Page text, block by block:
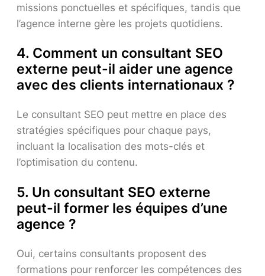
missions ponctuelles et spécifiques, tandis que
l’agence interne gère les projets quotidiens.
4. Comment un consultant SEO
externe peut-il aider une agence
avec des clients internationaux ?
Le consultant SEO peut mettre en place des
stratégies spécifiques pour chaque pays,
incluant la localisation des mots-clés et
l’optimisation du contenu.
5. Un consultant SEO externe
peut-il former les équipes d’une
agence ?
Oui, certains consultants proposent des
formations pour renforcer les compétences des